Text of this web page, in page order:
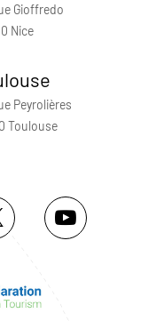
Gioffredo
Nice
Peyrolières
Toulouse